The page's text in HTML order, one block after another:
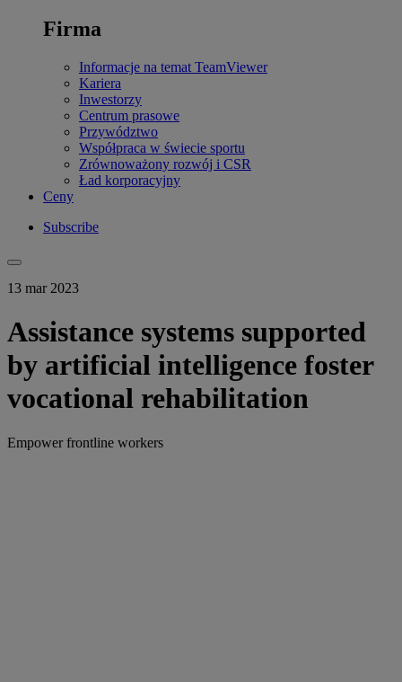
Firma
Informacje na temat TeamViewer
Kariera
Inwestorzy
Centrum prasowe
Przywództwo
Współpraca w świecie sportu
Zrównoważony rozwój i CSR
Ład korporacyjny
Ceny
Subscribe
13 mar 2023
Assistance systems supported
by artificial intelligence foster
vocational rehabilitation
Empower frontline workers